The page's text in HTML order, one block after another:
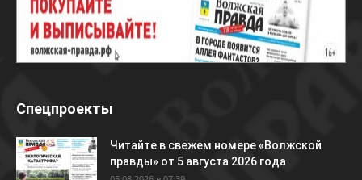
Спецпроекты
Читайте в свежем номере «Волжской
правды» от 5 августа 2026 года